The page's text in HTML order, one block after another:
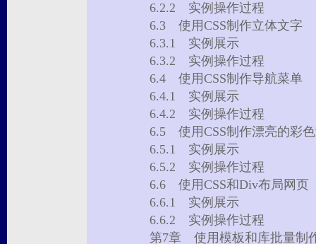
6.2.2 实例操作过程
6.3 使用CSS制作立体文字
6.3.1 实例展示
6.3.2 实例操作过程
6.4 使用CSS制作导航菜单
6.4.1 实例展示
6.4.2 实例操作过程
6.5 使用CSS制作漂亮的彩
6.5.1 实例展示
6.5.2 实例操作过程
6.6 使用CSS和Div布局网
6.6.1 实例展示
6.6.2 实例操作过程
第7章 使用模板和库批量